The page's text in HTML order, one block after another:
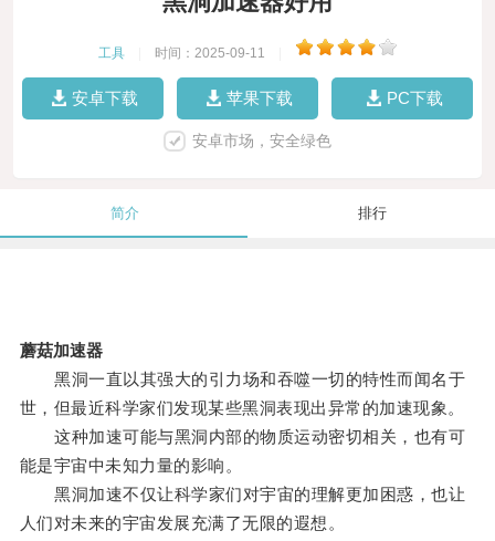
工具 时间：2025-09-11
安卓下载 苹果下载 PC下载
安卓市场，安全绿色
简介 排行
蘑菇加速器
黑洞一直以其强大的引力场和吞噬一切的特性而闻名于
世，但最近科学家们发现某些黑洞表现出异常的加速现象。
这种加速可能与黑洞内部的物质运动密切相关，也有可
能是宇宙中未知力量的影响。
黑洞加速不仅让科学家们对宇宙的理解更加困惑，也让
人们对未来的宇宙发展充满了无限的遐想。